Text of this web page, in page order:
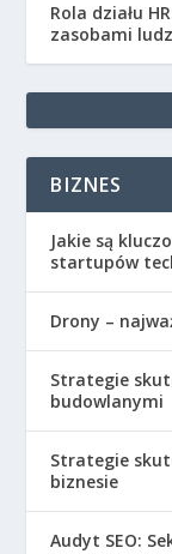
Rola działu
zasobami
BIZNES
Jakie są
startupów
Drony –
Strategie
budowlanymi
Strategie
biznesie
Audyt SEO: